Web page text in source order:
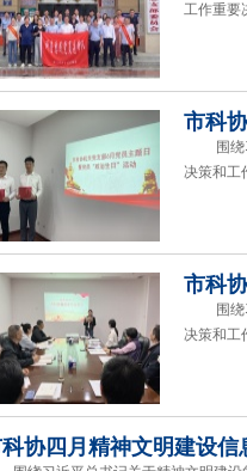
工作重要
市科
围绕习
决策和工
市科
围绕习
决策和工
协四月精神文明建设信